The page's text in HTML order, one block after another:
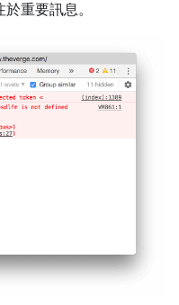
重要訊息。